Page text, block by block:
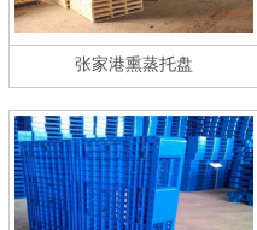
张家港熏蒸托盘